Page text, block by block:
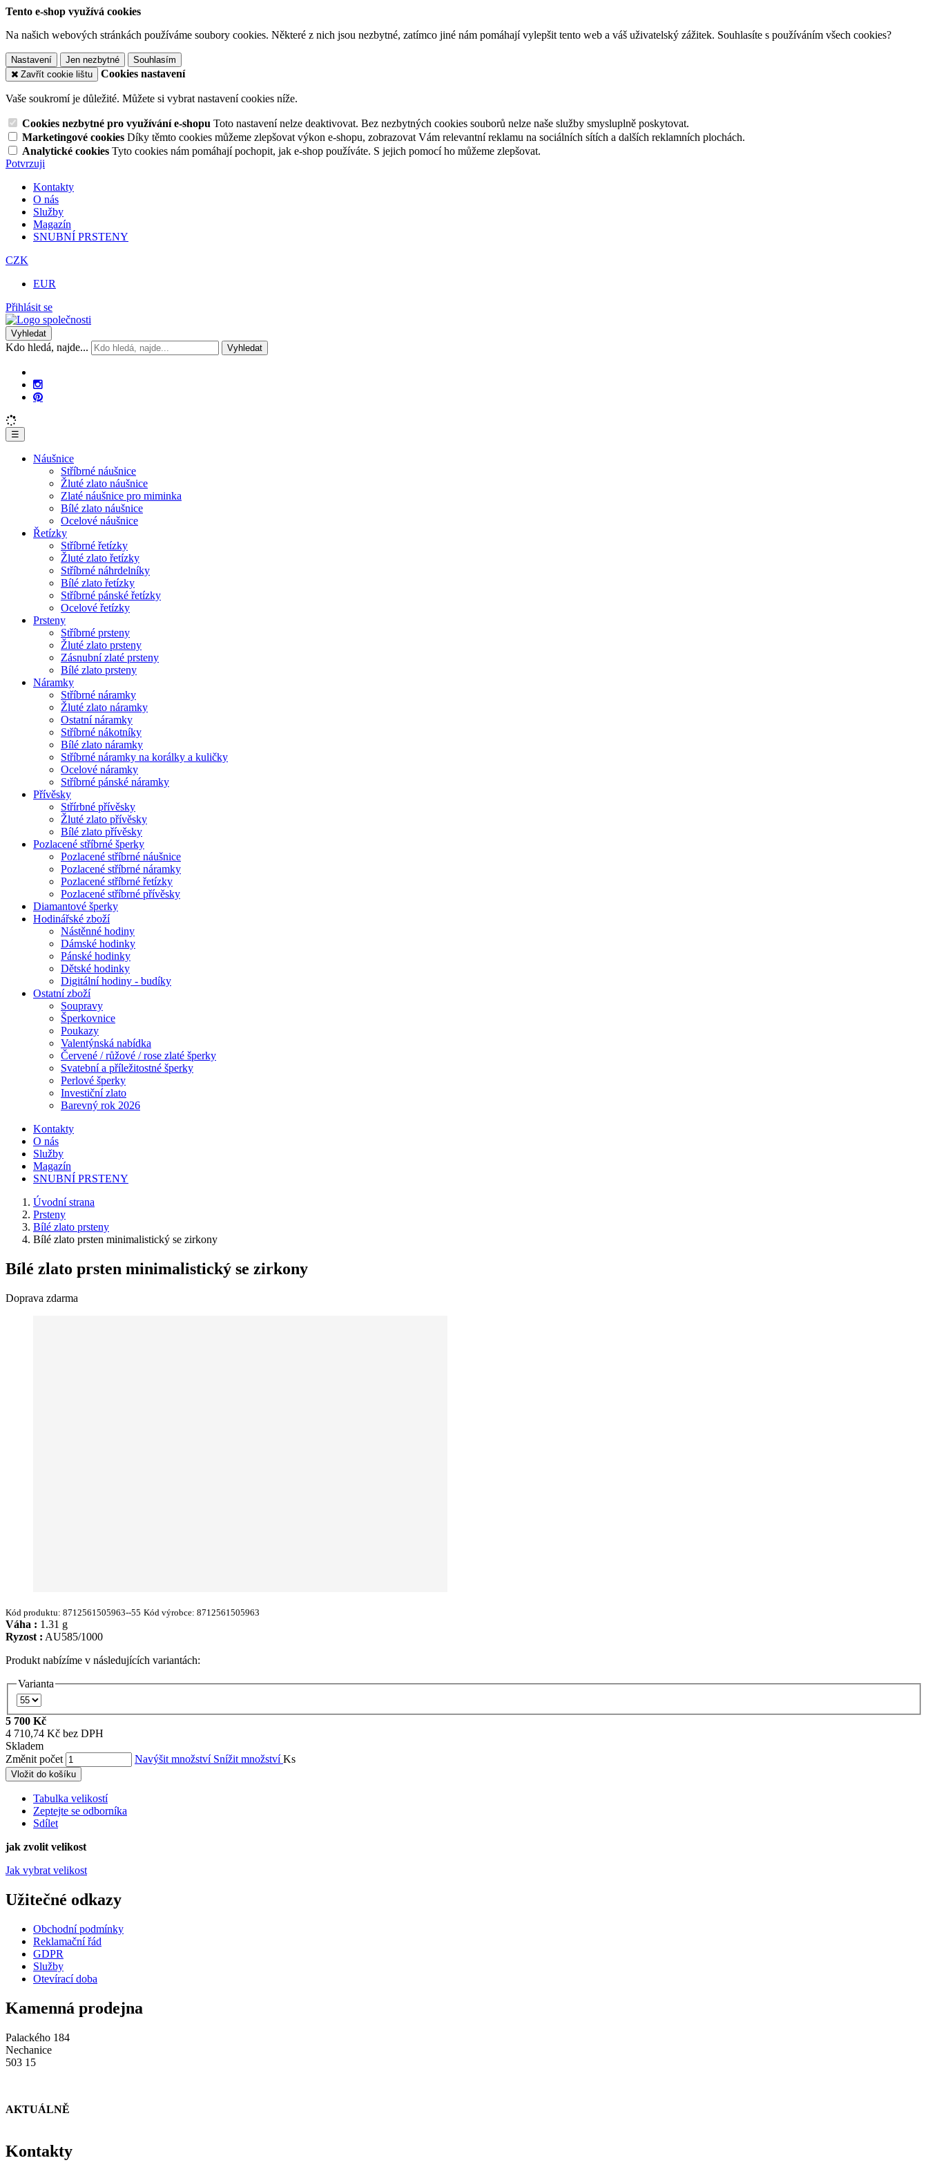
Tento e-shop využívá cookies
Na našich webových stránkách používáme soubory cookies. Některé z nich jsou nezbytné, zatímco jiné nám pomáhají vylepšit tento web a váš uživatelský zážitek. Souhlasíte s používáním všech cookies?
Nastavení Jen nezbytné
Souhlasím
Zavřít cookie lištu
Cookies nastavení
Vaše soukromí je důležité. Můžete si vybrat nastavení cookies níže.
Cookies nezbytné pro využívání e-shopu Toto nastavení nelze deaktivovat. Bez nezbytných cookies souborů nelze naše služby smysluplně poskytovat.
Marketingové cookies Díky těmto cookies můžeme zlepšovat výkon e-shopu, zobrazovat Vám relevantní reklamu na sociálních sítích a dalších reklamních plochách.
Analytické cookies Tyto cookies nám pomáhají pochopit, jak e-shop používáte. S jejich pomocí ho můžeme zlepšovat.
Potvrzuji
Kontakty
O nás
Služby
Magazín
SNUBNÍ PRSTENY
CZK
EUR
Přihlásit se
Vyhledat
Kdo hledá, najde... Vyhledat
☰
Náušnice
Stříbrné náušnice
Žluté zlato náušnice
Zlaté náušnice pro miminka
Bílé zlato náušnice
Ocelové náušnice
Řetízky
Stříbrné řetízky
Žluté zlato řetízky
Stříbrné náhrdelníky
Bílé zlato řetízky
Stříbrné pánské řetízky
Ocelové řetízky
Prsteny
Stříbrné prsteny
Žluté zlato prsteny
Zásnubní zlaté prsteny
Bílé zlato prsteny
Náramky
Stříbrné náramky
Žluté zlato náramky
Ostatní náramky
Stříbrné nákotníky
Bílé zlato náramky
Stříbrné náramky na korálky a kuličky
Ocelové náramky
Stříbrné pánské náramky
Přívěsky
Střírbné přívěsky
Žluté zlato přívěsky
Bílé zlato přívěsky
Pozlacené stříbrné šperky
Pozlacené stříbrné náušnice
Pozlacené stříbrné náramky
Pozlacené stříbrné řetízky
Pozlacené stříbrné přívěsky
Diamantové šperky
Hodinářské zboží
Nástěnné hodiny
Dámské hodinky
Pánské hodinky
Dětské hodinky
Digitální hodiny - budíky
Ostatní zboží
Soupravy
Šperkovnice
Poukazy
Valentýnská nabídka
Červené / růžové / rose zlaté šperky
Svatební a příležitostné šperky
Perlové šperky
Investiční zlato
Barevný rok 2026
Kontakty
O nás
Služby
Magazín
SNUBNÍ PRSTENY
Úvodní strana
Prsteny
Bílé zlato prsteny
Bílé zlato prsten minimalistický se zirkony
Bílé zlato prsten minimalistický se zirkony
Doprava zdarma
Kód produktu: 8712561505963--55 Kód výrobce: 8712561505963
Váha : 1.31 g
Ryzost : AU585/1000
Produkt nabízíme v následujících variantách:
Varianta
5 700 Kč
4 710,74 Kč bez DPH
Skladem
Změnit počet
Navýšit množství Snížit množstvíKs
Vložit do košíku
Tabulka velikostí
Zeptejte se odborníka
Sdílet
jak zvolit velikost
Jak vybrat velikost
Užitečné odkazy
Obchodní podmínky
Reklamační řád
GDPR
Služby
Otevírací doba
Kamenná prodejna
Palackého 184
Nechanice
503 15
AKTUÁLNĚ
Kontakty